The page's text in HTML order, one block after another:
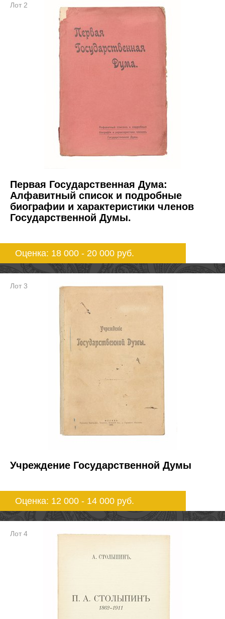
Лот 2
Первая Государственная Дума:
Алфавитный список и подробные
биографии и характеристики членов
Государственной Думы.
Оценка: 18 000 - 20 000 руб.
Лот 3
Учреждение Государственной Думы
Оценка: 12 000 - 14 000 руб.
Лот 4